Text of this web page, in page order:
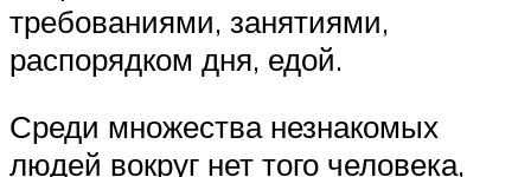
требованиями, занятиями,
распорядком дня, едой.
Среди множества незнакомых
людей вокруг нет того человека,